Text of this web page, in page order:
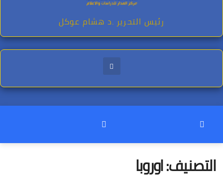
رئيس التحرير .د هشام عوكل
التصنيف:اوروبا